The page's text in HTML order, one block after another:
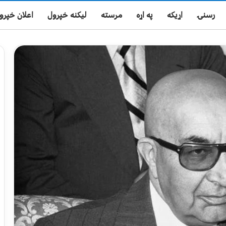
رسنۍ اړیکه په اړه مرسته لیکنه خپرول اعلان